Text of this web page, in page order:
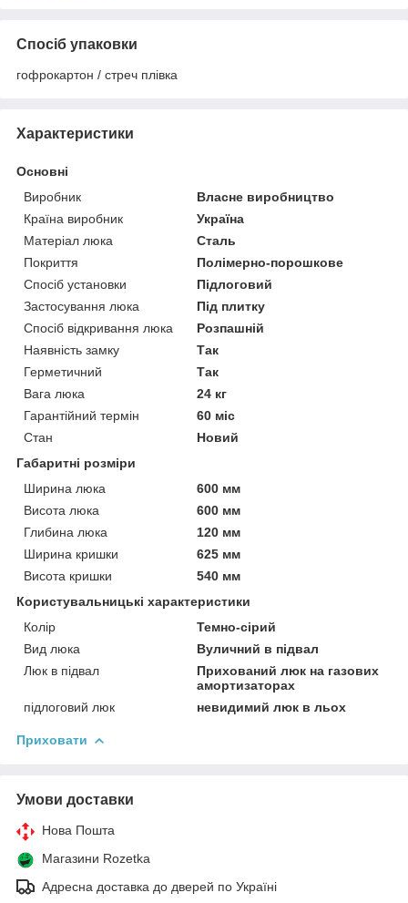
Спосіб упаковки
гофрокартон / стреч плівка
Характеристики
Основні
Виробник
Власне виробництво
Країна виробник
Україна
Матеріал люка
Сталь
Покриття
Полімерно-порошкове
Спосіб установки
Підлоговий
Застосування люка
Під плитку
Спосіб відкривання люка
Розпашній
Наявність замку
Так
Герметичний
Так
Вага люка
24 кг
Гарантійний термін
60 міс
Стан
Новий
Габаритні розміри
Ширина люка
600 мм
Висота люка
600 мм
Глибина люка
120 мм
Ширина кришки
625 мм
Висота кришки
540 мм
Користувальницькі характеристики
Колір
Темно-сірий
Вид люка
Вуличний в підвал
Люк в підвал
Прихований люк на газових
амортизаторах
підлоговий люк
невидимий люк в льох
Приховати
Умови доставки
Нова Пошта
Магазини Rozetka
Адресна доставка до дверей по Україні